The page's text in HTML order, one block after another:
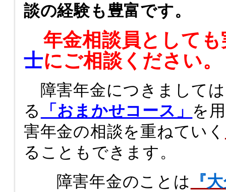
談の経験も豊富です。
年金相談員として
士にご相談ください。
障害年金につきまして
る
「おまかせコース」 を
害年金の相談を重ねていく
ることもできます。
障害年金のことは
『